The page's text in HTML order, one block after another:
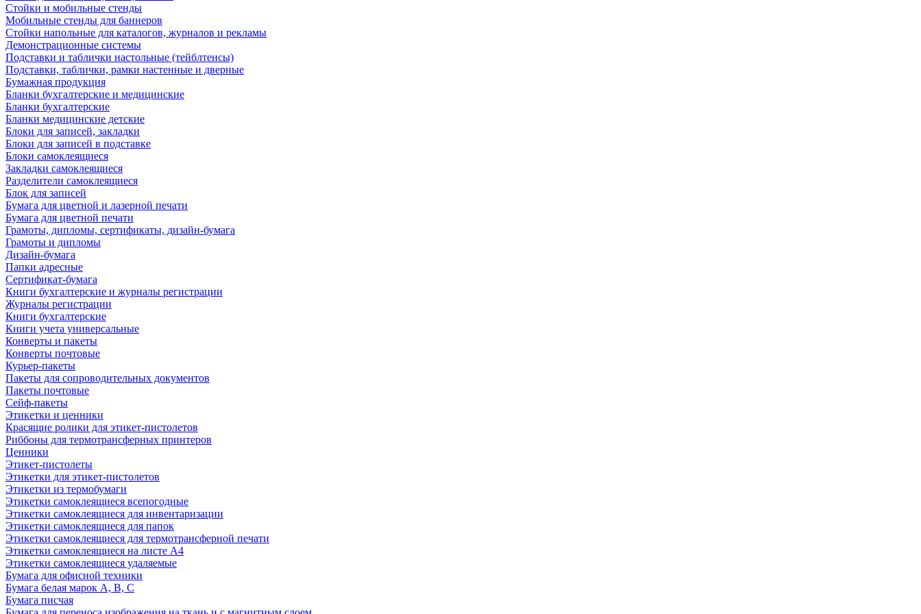
Стойки и мобильные стенды
Мобильные стенды для баннеров
Стойки напольные для каталогов, журналов и рекламы
Демонстрационные системы
Подставки и таблички настольные (тейблтенсы)
Подставки, таблички, рамки настенные и дверные
Бумажная продукция
Бланки бухгалтерские и медицинские
Бланки бухгалтерские
Бланки медицинские детские
Блоки для записей, закладки
Блоки для записей в подставке
Блоки самоклеящиеся
Закладки самоклеящиеся
Разделители самоклеящиеся
Блок для записей
Бумага для цветной и лазерной печати
Бумага для цветной печати
Грамоты, дипломы, сертификаты, дизайн-бумага
Грамоты и дипломы
Дизайн-бумага
Папки адресные
Сертификат-бумага
Книги бухгалтерские и журналы регистрации
Журналы регистрации
Книги бухгалтерские
Книги учета универсальные
Конверты и пакеты
Конверты почтовые
Курьер-пакеты
Пакеты для сопроводительных документов
Пакеты почтовые
Сейф-пакеты
Этикетки и ценники
Красящие ролики для этикет-пистолетов
Риббоны для термотрансферных принтеров
Ценники
Этикет-пистолеты
Этикетки для этикет-пистолетов
Этикетки из термобумаги
Этикетки самоклеящиеся всепогодные
Этикетки самоклеящиеся для инвентаризации
Этикетки самоклеящиеся для папок
Этикетки самоклеящиеся для термотрансферной печати
Этикетки самоклеящиеся на листе А4
Этикетки самоклеящиеся удаляемые
Бумага для офисной техники
Бумага белая марок А, В, С
Бумага писчая